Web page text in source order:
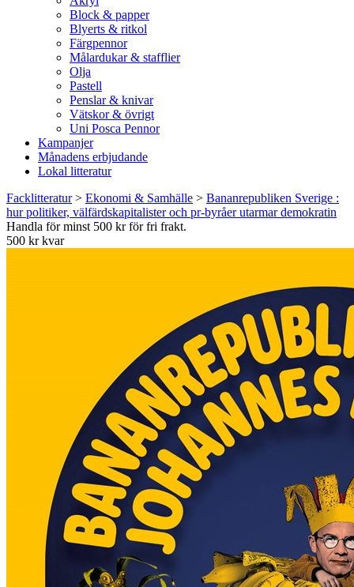
Block & papper
Blyerts & ritkol
Färgpennor
Målardukar & stafflier
Olja
Pastell
Penslar & knivar
Vätskor & övrigt
Uni Posca Pennor
Kampanjer
Månadens erbjudande
Lokal litteratur
Facklitteratur> Ekonomi & Samhälle > Bananrepubliken Sverige :
hur politiker, välfärdskapitalister och pr-byråer utarmar demokratin
Handla för minst 500 kr för fri frakt.
500 kr kvar